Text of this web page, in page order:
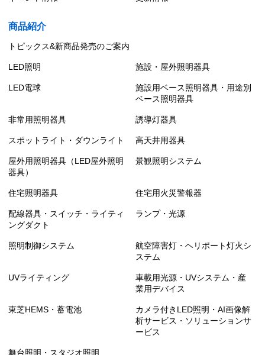
商品紹介
トピックス&新商品発売のご案内
LED照明 施設・屋外照明器具
LED電球
施設用ベース照明器具・用途別
ベース照明器具
非常用照明器具 誘導灯器具
スポットライト・ダウンライト 高天井用器具
屋外用照明器具（LED屋外照明
器具）
景観照明システム
住宅照明器具 住宅用火災警報器
配線器具・スイッチ・ライティ
ングダクト
ランプ・光源
照明制御システム
航空障害灯・ヘリポート灯火シ
ステム
UVライティング
車載用光源・UVシステム・産
業用デバイス
東芝HEMS・蓄電池
カメラ付きLED照明・AI画像解
析サービス・ソリューションサ
ービス
舞台照明・スタジオ照明